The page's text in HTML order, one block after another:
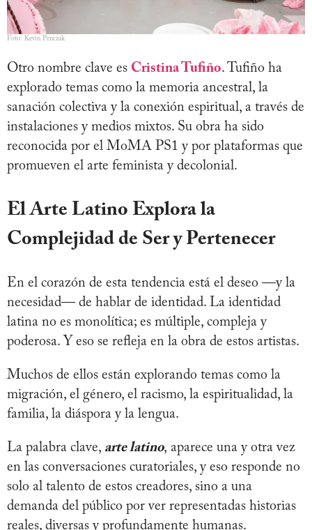
Foto: Kevin Penczak
Otro nombre clave es Cristina Tufiño. Tufiño ha
explorado temas como la memoria ancestral, la
sanación colectiva y la conexión espiritual, a través de
instalaciones y medios mixtos. Su obra ha sido
reconocida por el MoMA PS1 y por plataformas que
promueven el arte feminista y decolonial.
El Arte Latino Explora la
Complejidad de Ser y Pertenecer
En el corazón de esta tendencia está el deseo —y la
necesidad— de hablar de identidad. La identidad
latina no es monolítica; es múltiple, compleja y
poderosa. Y eso se refleja en la obra de estos artistas.
Muchos de ellos están explorando temas como la
migración, el género, el racismo, la espiritualidad, la
familia, la diáspora y la lengua.
La palabra clave, arte latino, aparece una y otra vez
en las conversaciones curatoriales, y eso responde no
solo al talento de estos creadores, sino a una
demanda del público por ver representadas historias
reales, diversas y profundamente humanas.